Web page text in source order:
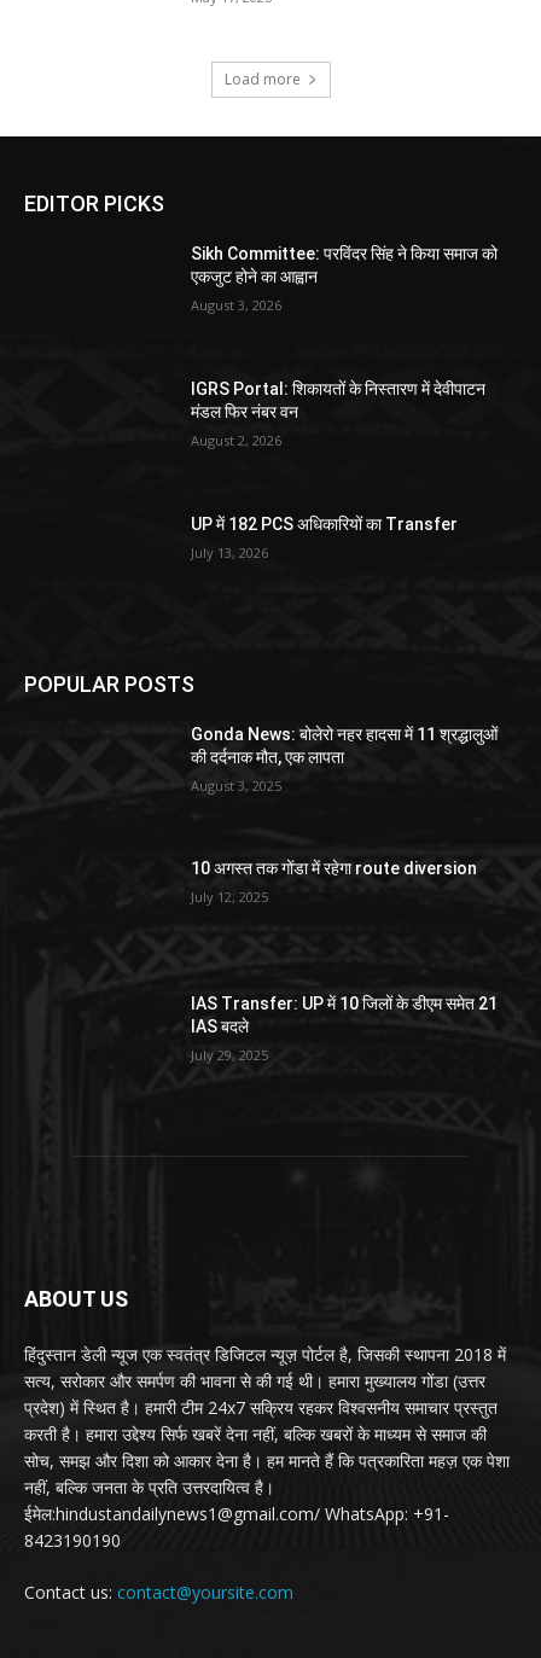
Load more
EDITOR PICKS
Sikh Committee: परविंदर सिंह ने किया समाज को
एकजुट होने का आह्वान
August 3, 2026
IGRS Portal: शिकायतों के निस्तारण में देवीपाटन
मंडल फिर नंबर वन
August 2, 2026
UP में 182 PCS अधिकारियों का Transfer
July 13, 2026
POPULAR POSTS
Gonda News: बोलेरो नहर हादसा में 11 श्रद्धालुओं
की दर्दनाक मौत, एक लापता
August 3, 2025
10 अगस्त तक गोंडा में रहेगा route diversion
July 12, 2025
IAS Transfer: UP में 10 जिलों के डीएम समेत 21
IAS बदले
July 29, 2025
ABOUT US
हिंदुस्तान डेली न्यूज एक स्वतंत्र डिजिटल न्यूज़ पोर्टल है, जिसकी स्थापना 2018 में
सत्य, सरोकार और समर्पण की भावना से की गई थी। हमारा मुख्यालय गोंडा (उत्तर
प्रदेश) में स्थित है। हमारी टीम 24x7 सक्रिय रहकर विश्वसनीय समाचार प्रस्तुत
करती है। हमारा उद्देश्य सिर्फ खबरें देना नहीं, बल्कि खबरों के माध्यम से समाज की
सोच, समझ और दिशा को आकार देना है। हम मानते हैं कि पत्रकारिता महज़ एक पेशा
नहीं, बल्कि जनता के प्रति उत्तरदायित्व है।
ईमेल:hindustandailynews1@gmail.com/ WhatsApp: +91-
8423190190
Contact us: contact@yoursite.com